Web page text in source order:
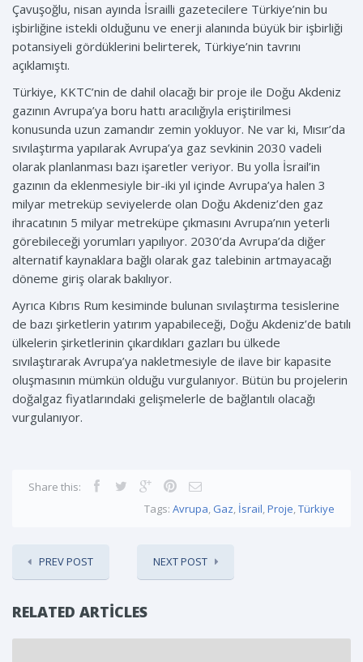
Çavuşoğlu, nisan ayında İsrailli gazetecilere Türkiye’nin bu
işbirliğine istekli olduğunu ve enerji alanında büyük bir işbirliği
potansiyeli gördüklerini belirterek, Türkiye’nin tavrını
açıklamıştı.
Türkiye, KKTC’nin de dahil olacağı bir proje ile Doğu Akdeniz
gazının Avrupa’ya boru hattı aracılığıyla eriştirilmesi
konusunda uzun zamandır zemin yokluyor. Ne var ki, Mısır’da
sıvılaştırma yapılarak Avrupa’ya gaz sevkinin 2030 vadeli
olarak planlanması bazı işaretler veriyor. Bu yolla İsrail’in
gazının da eklenmesiyle bir-iki yıl içinde Avrupa’ya halen 3
milyar metreküp seviyelerde olan Doğu Akdeniz’den gaz
ihracatının 5 milyar metreküpe çıkmasını Avrupa’nın yeterli
görebileceği yorumları yapılıyor. 2030’da Avrupa’da diğer
alternatif kaynaklara bağlı olarak gaz talebinin artmayacağı
döneme giriş olarak bakılıyor.
Ayrıca Kıbrıs Rum kesiminde bulunan sıvılaştırma tesislerine
de bazı şirketlerin yatırım yapabileceği, Doğu Akdeniz’de batılı
ülkelerin şirketlerinin çıkardıkları gazları bu ülkede
sıvılaştırarak Avrupa’ya nakletmesiyle de ilave bir kapasite
oluşmasının mümkün olduğu vurgulanıyor. Bütün bu projelerin
doğalgaz fiyatlarındaki gelişmelerle de bağlantılı olacağı
vurgulanıyor.
Share this:
Tags: Avrupa, Gaz, İsrail,Proje,Türkiye
PREV POST NEXT POST
RELATED ARTICLES